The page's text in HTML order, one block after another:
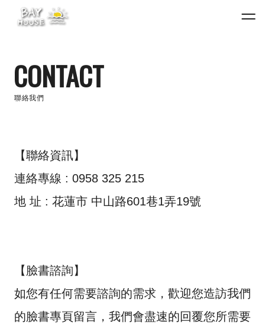
CONTACT
聯絡我們
【聯絡資訊】
連絡專線 : 0958 325 215
地 址 : 花蓮市 中山路601巷1弄19號
【臉書諮詢】
如您有任何需要諮詢的需求，歡迎您造訪我們
的臉書專頁留言，我們會盡速的回覆您所需要